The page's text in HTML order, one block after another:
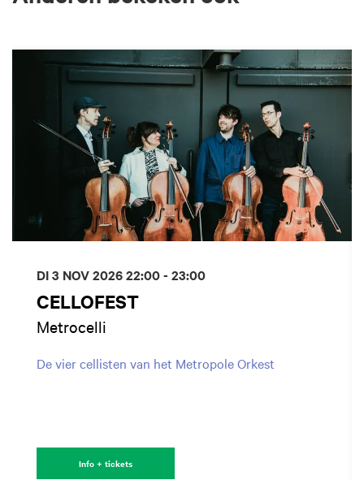
CELLOFEST
Metrocelli
De vier cellisten van het Metropole Orkest
DI 3 NOV 202622:00 - 23:00
Info + tickets